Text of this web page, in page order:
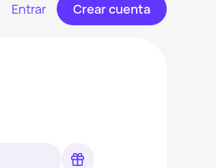
Entrar Crear cuenta